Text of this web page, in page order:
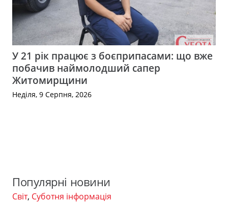
У 21 рік працює з боєприпасами: що вже
побачив наймолодший сапер
Житомирщини
Неділя, 9 Серпня, 2026
Популярні новини
Світ, Суботня інформація